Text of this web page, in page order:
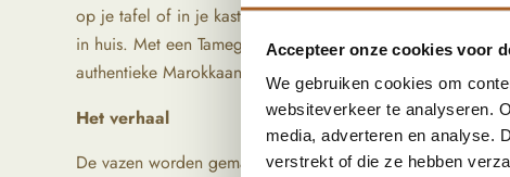
Accepteer onze cookies voor
We gebruiken cookies om
websiteverkeer te analyseren.
media, adverteren en analyse.
verstrekt of die ze hebben
op je tafel of in je kast. Voeg nog wat droogtakken toe en
in huis. Met een Tamegroute vaas haal je niet alleen een
authentieke Marokkaanse sfeer!
Het verhaal
De vazen worden gemaakt in Marokko. Al generaties